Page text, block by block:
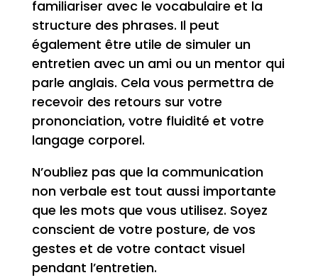
familiariser avec le vocabulaire et la
structure des phrases. Il peut
également être utile de simuler un
entretien avec un ami ou un mentor qui
parle anglais. Cela vous permettra de
recevoir des retours sur votre
prononciation, votre fluidité et votre
langage corporel.
N’oubliez pas que la communication
non verbale est tout aussi importante
que les mots que vous utilisez. Soyez
conscient de votre posture, de vos
gestes et de votre contact visuel
pendant l’entretien.